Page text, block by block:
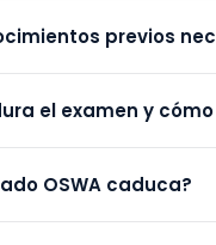
previos
el examen y
OSWA caduca?